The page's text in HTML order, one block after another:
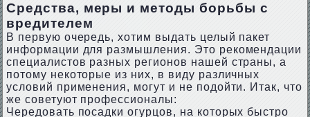
Средства, меры и методы борьбы с
вредителем
В первую очередь, хотим выдать целый пакет
информации для размышления. Это рекомендации
специалистов разных регионов нашей страны, а
потому некоторые из них, в виду различных
условий применения, могут и не подойти. Итак, что
же советуют профессионалы:
Чередовать посадки огурцов, на которых быстро